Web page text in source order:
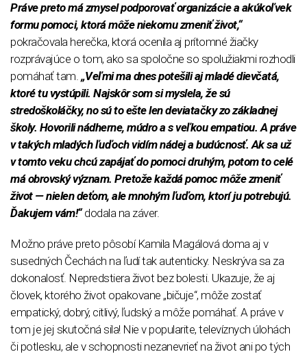
Práve preto má zmysel podporovať organizácie a akúkoľvek
formu pomoci, ktorá môže niekomu zmeniť život,“
pokračovala herečka, ktorá ocenila aj prítomné žiačky
rozprávajúce o tom, ako sa spoločne so spolužiakmi rozhodli
pomáhať tam. „Veľmi ma dnes potešili aj mladé dievčatá,
ktoré tu vystúpili. Najskôr som si myslela, že sú
stredoškoláčky, no sú to ešte len deviatačky zo základnej
školy. Hovorili nádherne, múdro a s veľkou empatiou. A práve
v takých mladých ľuďoch vidím nádej a budúcnosť. Ak sa už
v tomto veku chcú zapájať do pomoci druhým, potom to celé
má obrovský význam. Pretože každá pomoc môže zmeniť
život — nielen deťom, ale mnohým ľuďom, ktorí ju potrebujú.
Ďakujem vám!“dodala na záver.
Možno práve preto pôsobí Kamila Magálová doma aj v
susedných Čechách na ľudí tak autenticky. Neskrýva sa za
dokonalosť. Nepredstiera život bez bolesti. Ukazuje, že aj
človek, ktorého život opakovane „bičuje“, môže zostať
empatický, dobrý, citlivý, ľudský a môže pomáhať. A práve v
tom je jej skutočná sila! Nie v popularite, televíznych úlohách
či potlesku, ale v schopnosti nezanevrieť na život ani po tých